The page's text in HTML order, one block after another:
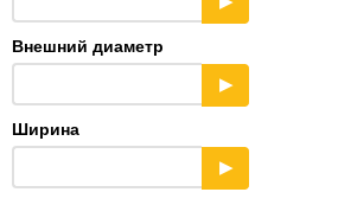
Внешний диаметр
▶
Ширина
▶